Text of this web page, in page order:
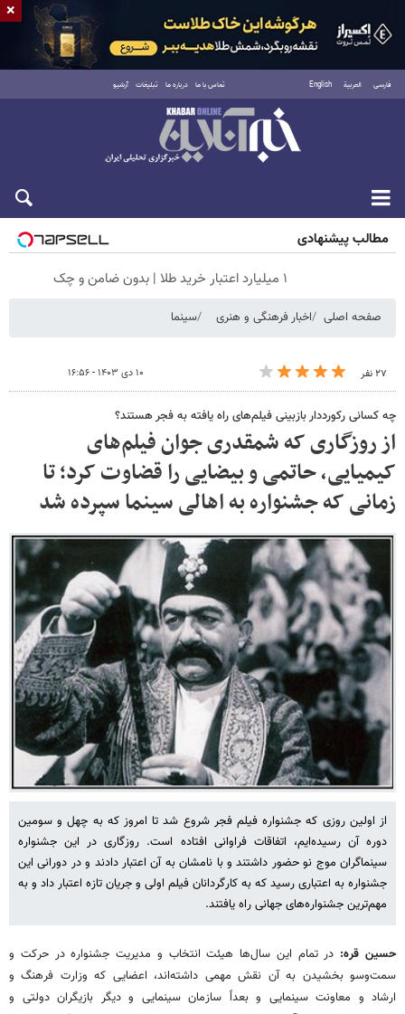
فارسی العربية English تماس با ما درباره ما تبلیغات آرشیو
جمعه ۱۶ مرداد ۱۴۰۵
مطالب پیشنهادی
۱ میلیارد اعتبار خرید طلا | بدون ضامن و چک
صفحه اصلی اخبار فرهنگی و هنری سینما
۲۷ نفر ۱۰ دی ۱۴۰۳ - ۱۶:۵۶
چه کسانی رکورددار بازبینی فیلم‌های راه یافته به فجر هستند؟
از روزگاری که شمقدری جوان فیلم‌های
کیمیایی، حاتمی و بیضایی را قضاوت کرد؛ تا
زمانی که جشنواره به اهالی سینما سپرده شد
از اولین روزی که جشنواره فیلم فجر شروع شد تا امروز که به چهل و سومین
دوره آن رسیده‌ایم، اتفاقات فراوانی افتاده است. روزگاری در این جشنواره
سینماگران موج نو حضور داشتند و با نامشان به آن اعتبار دادند و در دورانی این
جشنواره به اعتباری رسید که به کارگردانان فیلم اولی و جریان تازه اعتبار داد و به
مهم‌ترین جشنواره‌های جهانی راه یافتند.
حسین قره: در تمام این سال‌ها هیئت انتخاب و مدیریت جشنواره در حرکت و
سمت‌وسو بخشیدن به آن نقش مهمی داشته‌اند، اعضایی که وزارت فرهنگ و
ارشاد و معاونت سینمایی و بعداً سازمان سینمایی و دیگر بازیگران دولتی و
×